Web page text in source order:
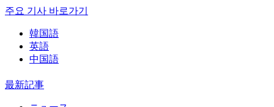
주요 기사 바로가기
韓国語
英語
中国語
最新記事